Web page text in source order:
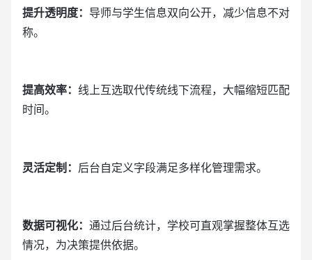
提升透明度： 导师与学生信息双向公开，减少信息不对
称。
提高效率： 线上互选取代传统线下流程，大幅缩短匹配
时间。
灵活定制： 后台自定义字段满足多样化管理需求。
数据可视化： 通过后台统计，学校可直观掌握整体互选
情况，为决策提供依据。